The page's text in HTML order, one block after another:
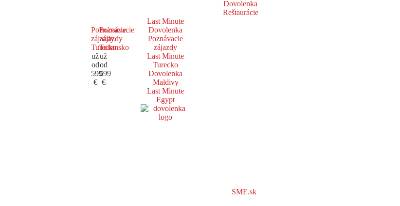
Dovolenka
Reštaurácie
Poznávacie
zájazdy
Turecko
už
od
599
€
Poznávacie
zájazdy
Taliansko
už
od
699
€
Last Minute
Dovolenka
Poznávacie
zájazdy
Last Minute
Turecko
Dovolenka
Maldivy
Last Minute
Egypt
SME.sk